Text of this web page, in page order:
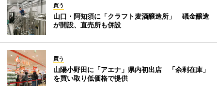
買う
山口・阿知須に「クラフト麦酒醸造所」 礒金醸造
が開設、直売所も併設
買う
山陽小野田に「アエナ」県内初出店 「余剰在庫」
を買い取り低価格で提供